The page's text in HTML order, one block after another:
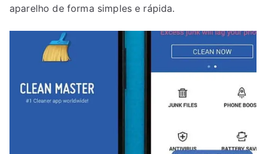
aparelho de forma simples e rápida.